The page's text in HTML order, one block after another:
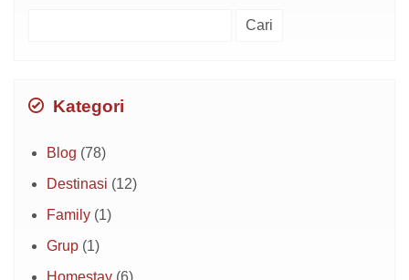
Kategori
Blog (78)
Destinasi (12)
Family (1)
Grup (1)
Homestay (6)